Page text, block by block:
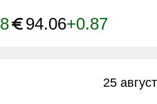
94.06+0.87
25